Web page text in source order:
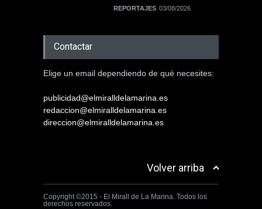
REPORTAJES 03/08/2026
Contactar
Elige un email dependiendo de què necesites:
publicidad@elmiralldelamarina.es
redaccion@elmiralldelamarina.es
direccion@elmiralldelamarina.es
Volver arriba
Copyright ©2015 - El Mirall de La Marina. Todos los
derechos reservados.